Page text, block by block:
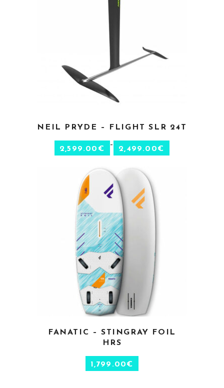
CHOIX DES OPTIONS
NEIL PRYDE – FLIGHT SLR 24T
2,499.00€
–
2,599.00 €
CHOIX DES OPTIONS
FANATIC – STINGRAY FOIL
HRS
1,799.00€